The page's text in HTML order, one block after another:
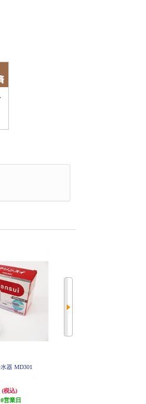
器 MD301
(税込)
営業日